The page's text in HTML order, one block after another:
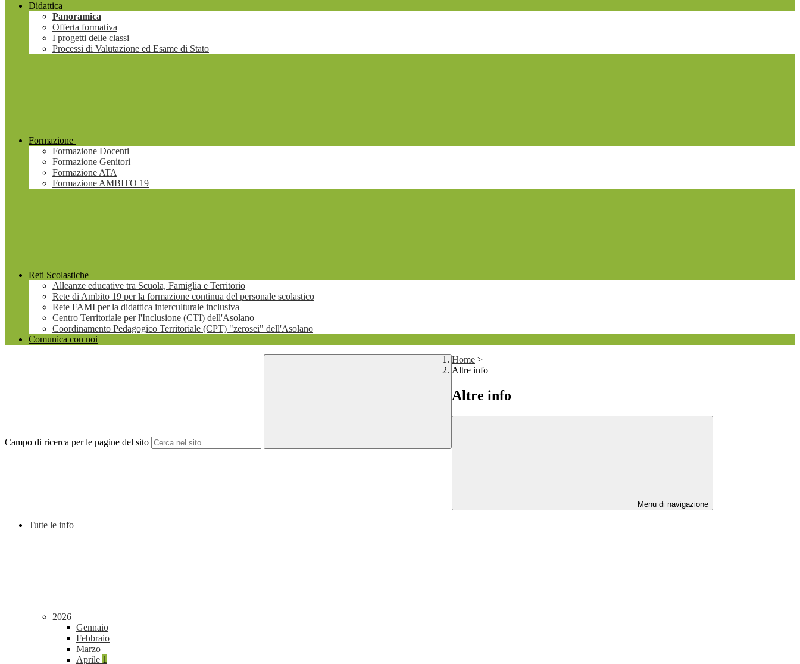
Didattica
Panoramica
Offerta formativa
I progetti delle classi
Processi di Valutazione ed Esame di Stato
Formazione
Formazione Docenti
Formazione Genitori
Formazione ATA
Formazione AMBITO 19
Reti Scolastiche
Alleanze educative tra Scuola, Famiglia e Territorio
Rete di Ambito 19 per la formazione continua del personale scolastico
Rete FAMI per la didattica interculturale inclusiva
Centro Territoriale per l'Inclusione (CTI) dell'Asolano
Coordinamento Pedagogico Territoriale (CPT) "zerosei" dell'Asolano
Comunica con noi
Campo di ricerca per le pagine del sito
Home >
Altre info
Altre info
Menu di navigazione
Tutte le info
2026
Gennaio
Febbraio
Marzo
Aprile 1